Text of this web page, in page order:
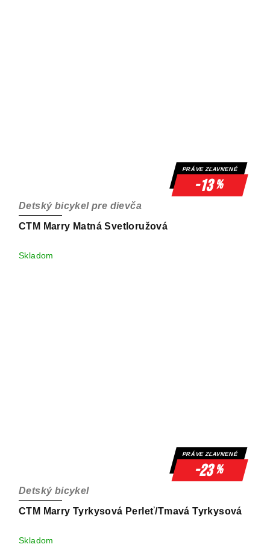
PRÁVE ZĽAVNENÉ
-13%
CTM Marry Matná Svetloružová
Detský bicykel pre dievča
Skladom
PRÁVE ZĽAVNENÉ
-23%
CTM Marry Tyrkysová Perleť/Tmavá Tyrkysová
Detský bicykel
Skladom